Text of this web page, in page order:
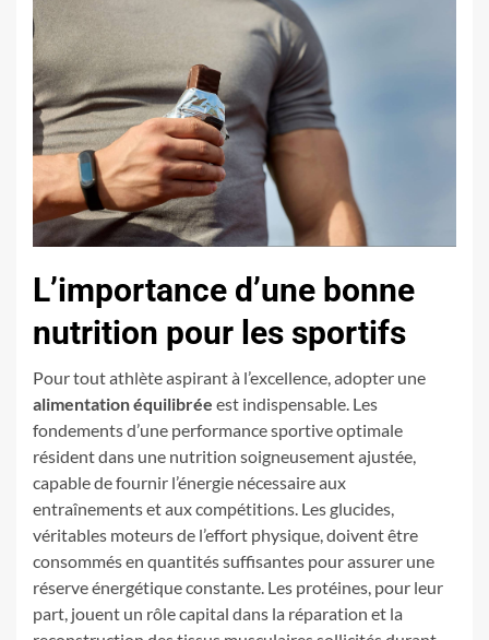
L’importance d’une bonne
nutrition pour les sportifs
Pour tout athlète aspirant à l’excellence, adopter une
alimentation équilibrée est indispensable. Les
fondements d’une performance sportive optimale
résident dans une nutrition soigneusement ajustée,
capable de fournir l’énergie nécessaire aux
entraînements et aux compétitions. Les glucides,
véritables moteurs de l’effort physique, doivent être
consommés en quantités suffisantes pour assurer une
réserve énergétique constante. Les protéines, pour leur
part, jouent un rôle capital dans la réparation et la